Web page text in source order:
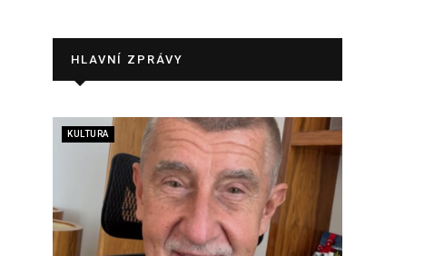
HLAVNÍ ZPRÁVY
KULTURA